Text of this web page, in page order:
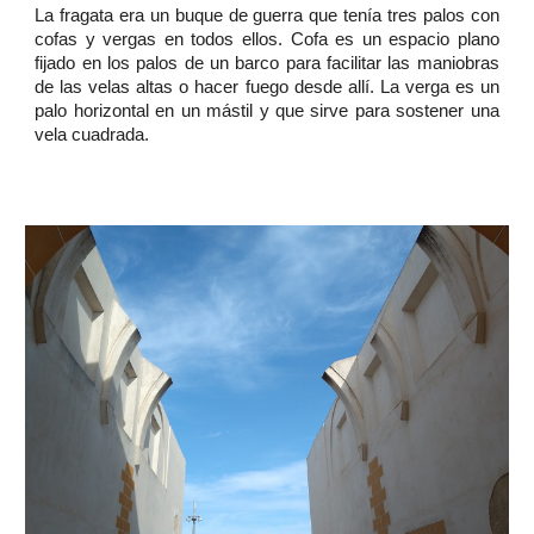
La fragata era un buque de guerra que tenía tres palos con
cofas y vergas en todos ellos. Cofa es un espacio plano
fijado en los palos de un barco para facilitar las maniobras
de las velas altas o hacer fuego desde allí. La verga es un
palo horizontal en un mástil y que sirve para sostener una
vela cuadrada.